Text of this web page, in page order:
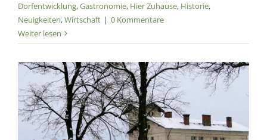
Dorfentwicklung,Gastronomie, Hier Zuhause, Historie,
Neuigkeiten,Wirtschaft | 0 Kommentare
Weiter lesen